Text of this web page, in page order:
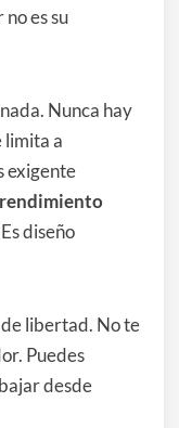
es su
Nunca hay
limita a
exigente
diseño
de libertad. No te
Puedes
desde